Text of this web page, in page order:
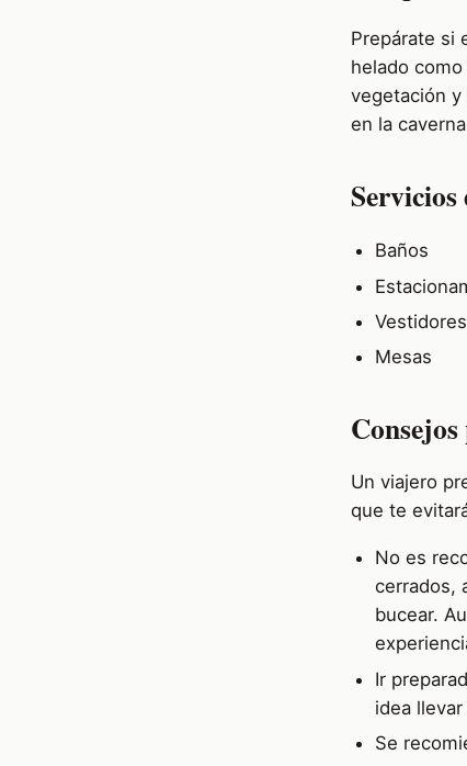
Prepárate si
helado
vegetación y
en la
Baños
Vestidores
Mesas
Un viajero
que te
No es
cerrados,
bucear.
Ir
idea
Se